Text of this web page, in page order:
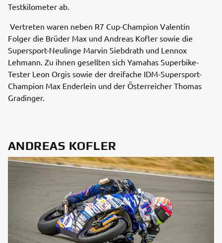
Testkilometer ab.
Vertreten waren neben R7 Cup-Champion Valentin
Folger die Brüder Max und Andreas Kofler sowie die
Supersport-Neulinge Marvin Siebdrath und Lennox
Lehmann. Zu ihnen gesellten sich Yamahas Superbike-
Tester Leon Orgis sowie der dreifache IDM-Supersport-
Champion Max Enderlein und der Österreicher Thomas
Gradinger.
ANDREAS KOFLER